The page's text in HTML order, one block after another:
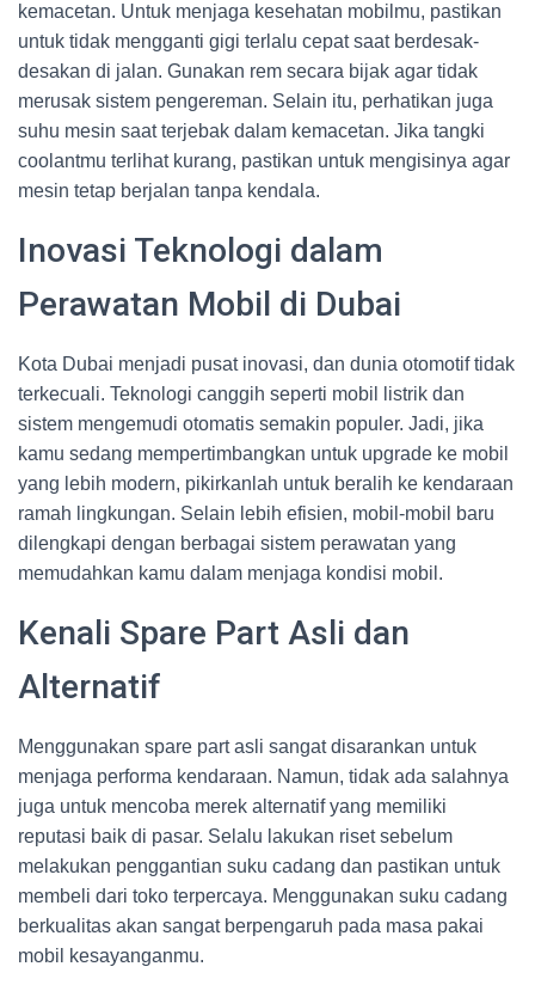
kemacetan. Untuk menjaga kesehatan mobilmu, pastikan
untuk tidak mengganti gigi terlalu cepat saat berdesak-
desakan di jalan. Gunakan rem secara bijak agar tidak
merusak sistem pengereman. Selain itu, perhatikan juga
suhu mesin saat terjebak dalam kemacetan. Jika tangki
coolantmu terlihat kurang, pastikan untuk mengisinya agar
mesin tetap berjalan tanpa kendala.
Inovasi Teknologi dalam
Perawatan Mobil di Dubai
Kota Dubai menjadi pusat inovasi, dan dunia otomotif tidak
terkecuali. Teknologi canggih seperti mobil listrik dan
sistem mengemudi otomatis semakin populer. Jadi, jika
kamu sedang mempertimbangkan untuk upgrade ke mobil
yang lebih modern, pikirkanlah untuk beralih ke kendaraan
ramah lingkungan. Selain lebih efisien, mobil-mobil baru
dilengkapi dengan berbagai sistem perawatan yang
memudahkan kamu dalam menjaga kondisi mobil.
Kenali Spare Part Asli dan
Alternatif
Menggunakan spare part asli sangat disarankan untuk
menjaga performa kendaraan. Namun, tidak ada salahnya
juga untuk mencoba merek alternatif yang memiliki
reputasi baik di pasar. Selalu lakukan riset sebelum
melakukan penggantian suku cadang dan pastikan untuk
membeli dari toko terpercaya. Menggunakan suku cadang
berkualitas akan sangat berpengaruh pada masa pakai
mobil kesayanganmu.